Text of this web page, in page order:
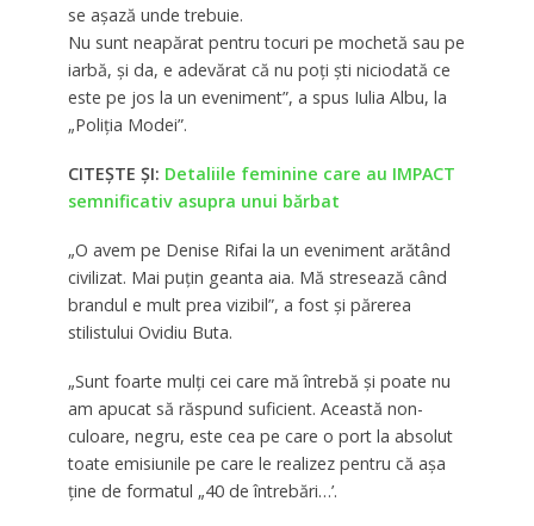
se așază unde trebuie.
Nu sunt neapărat pentru tocuri pe mochetă sau pe
iarbă, și da, e adevărat că nu poți ști niciodată ce
este pe jos la un eveniment”, a spus Iulia Albu, la
„Poliția Modei”.
CITEȘTE ȘI: Detaliile feminine care au IMPACT
semnificativ asupra unui bărbat
„O avem pe Denise Rifai la un eveniment arătând
civilizat. Mai puțin geanta aia. Mă stresează când
brandul e mult prea vizibil”, a fost și părerea
stilistului Ovidiu Buta.
„Sunt foarte mulți cei care mă întrebă și poate nu
am apucat să răspund suficient. Această non-
culoare, negru, este cea pe care o port la absolut
toate emisiunile pe care le realizez pentru că așa
ține de formatul „40 de întrebări…’.